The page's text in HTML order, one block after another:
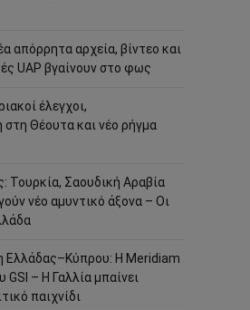
απόρρητα αρχεία, βίντεο και
UAP βγαίνουν στο φως
έλεγχοι,
στη Θέουτα και νέο ρήγμα
Τουρκία, Σαουδική Αραβία
νέο αμυντικό άξονα – Οι
Ελλάδας–Κύπρου: Η Meridiam
GSI – Η Γαλλία μπαίνει
παιχνίδι